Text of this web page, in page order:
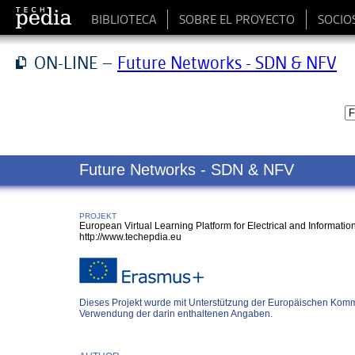
BIBLIOTECA SOBRE EL PROYECTO
ON-LINE – Future Networks - SDN & NFV